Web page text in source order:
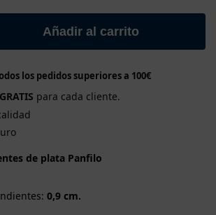
Añadir al carrito
los pedidos superiores a 100€
GRATIS para cada cliente.
de plata Panfilo
0,9 cm.